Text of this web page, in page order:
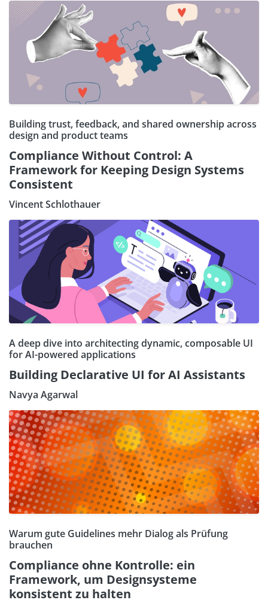
Building trust, feedback, and shared ownership across
design and product teams
Compliance Without Control: A
Framework for Keeping Design Systems
Consistent
Vincent Schlothauer
A deep dive into architecting dynamic, composable UI
for AI-powered applications
Building Declarative UI for AI Assistants
Navya Agarwal
Warum gute Guidelines mehr Dialog als Prüfung
brauchen
Compliance ohne Kontrolle: ein
Framework, um Designsysteme
konsistent zu halten